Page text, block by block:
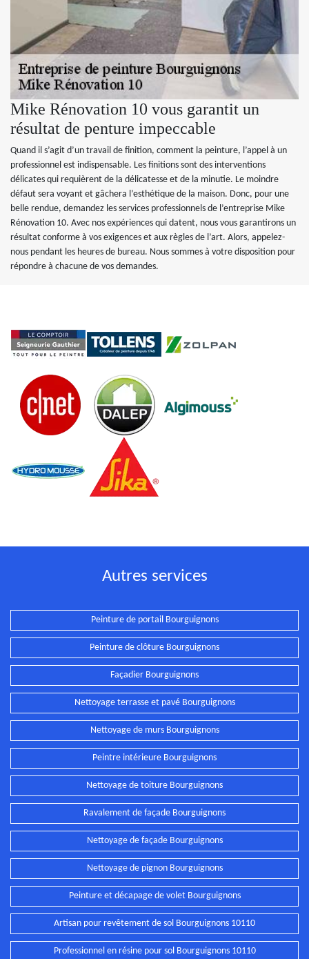
Mike Rénovation 10 vous garantit un
résultat de penture impeccable
Quand il s’agit d’un travail de finition, comment la peinture, l’appel à un
professionnel est indispensable. Les finitions sont des interventions
délicates qui requièrent de la délicatesse et de la minutie. Le moindre
défaut sera voyant et gâchera l’esthétique de la maison. Donc, pour une
belle rendue, demandez les services professionnels de l’entreprise Mike
Rénovation 10. Avec nos expériences qui datent, nous vous garantirons un
résultat conforme à vos exigences et aux règles de l’art. Alors, appelez-
nous pendant les heures de bureau. Nous sommes à votre disposition pour
répondre à chacune de vos demandes.
Autres services
Peinture de portail Bourguignons
Peinture de clôture Bourguignons
Façadier Bourguignons
Nettoyage terrasse et pavé Bourguignons
Nettoyage de murs Bourguignons
Peintre intérieure Bourguignons
Nettoyage de toiture Bourguignons
Ravalement de façade Bourguignons
Nettoyage de façade Bourguignons
Nettoyage de pignon Bourguignons
Peinture et décapage de volet Bourguignons
Artisan pour revêtement de sol Bourguignons 10110
Professionnel en résine pour sol Bourguignons 10110